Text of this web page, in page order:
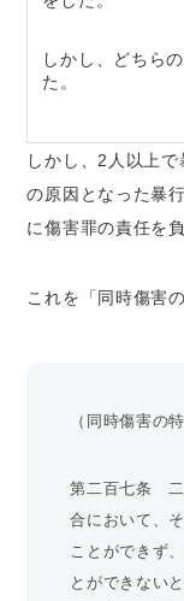
しかし、どちら
た。
しかし、2人以上
の原因となった暴
に傷害罪の責任を
これを「同時傷害
（同時傷害の特
第二百七条 二
合において、
ことができず
とができない